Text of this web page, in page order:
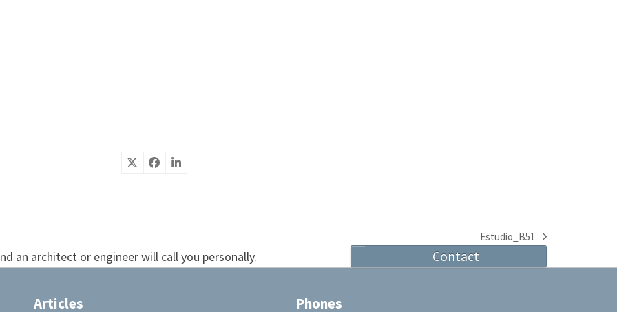
next
Estudio_B51
an architect or engineer will call you personally. Contact
Articles Phones